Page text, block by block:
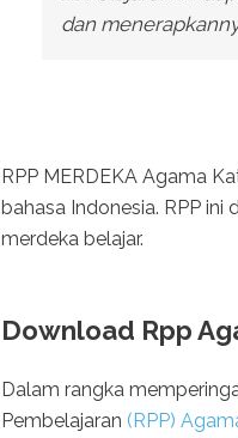
dan
RPP MERDEKA Agama
bahasa Indonesia. RPP
merdeka belajar.
Download Rpp
Dalam rangka
Pembelajaran (RPP)